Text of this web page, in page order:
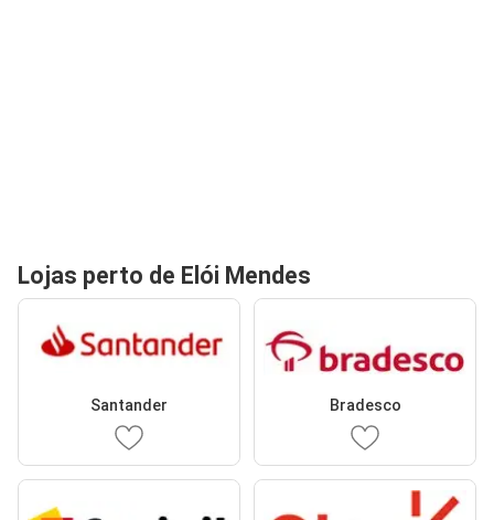
Lojas perto de Elói Mendes
Santander Bradesco